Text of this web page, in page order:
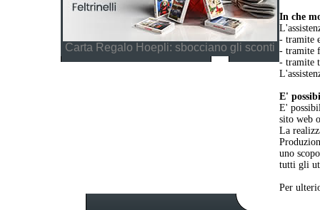
Carta Regalo Hoepli: sbocciano gli sconti
In che
- tramite
- tramite
- tramite
E'
E'
sito web
La
uno
tutti gli
Per